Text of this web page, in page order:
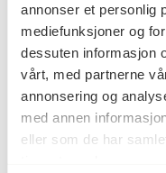
annonser et personlig
mediefunksjoner og
dessuten informasjon
vårt, med partnerne
annonsering og
med annen
eller som de har
Postboks 6994
St. Olavs plass
0130 Oslo